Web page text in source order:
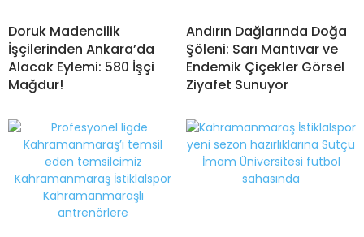
Doruk Madencilik
İşçilerinden Ankara’da
Alacak Eylemi: 580 İşçi
Mağdur!
Andırın Dağlarında Doğa
Şöleni: Sarı Mantıvar ve
Endemik Çiçekler Görsel
Ziyafet Sunuyor